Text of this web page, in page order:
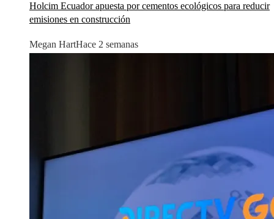
Holcim Ecuador apuesta por cementos ecológicos para reducir
emisiones en construcción
Megan HartHace 2 semanas